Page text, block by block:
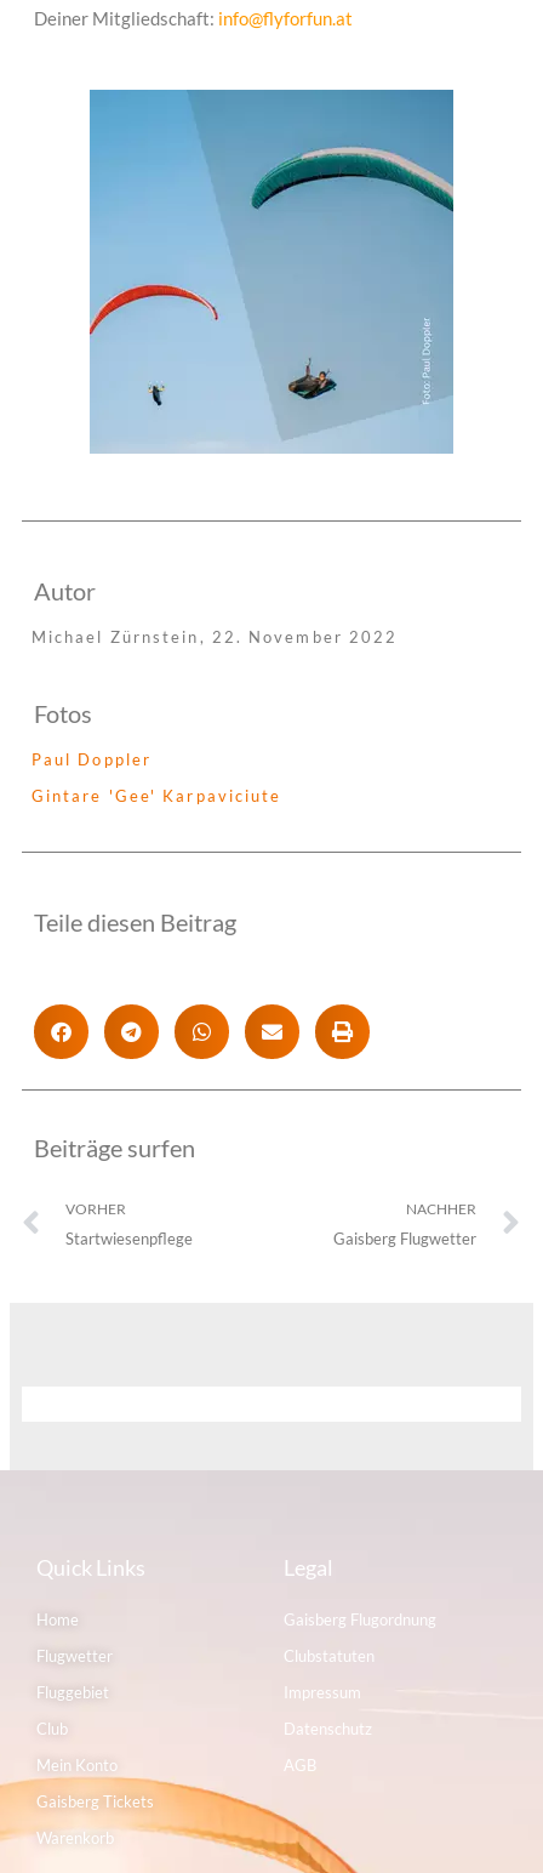
Deiner Mitgliedschaft: info@flyforfun.at
Autor
Michael Zürnstein, 22. November 2022
Fotos
Paul Doppler
Gintare 'Gee' Karpaviciute
Teile diesen Beitrag
Beiträge surfen
Prev
VORHER
Startwiesenpflege
NACHHER
Gaisberg Flugwetter
Quick Links
Home
Flugwetter
Fluggebiet
Club
Mein Konto
Gaisberg Tickets
Warenkorb
Legal
Gaisberg Flugordnung
Clubstatuten
Impressum
Datenschutz
AGB